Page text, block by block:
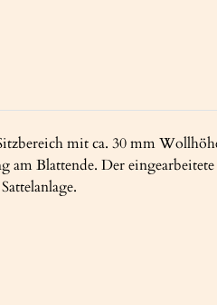
mit ca. 30 mm
Blattende. Der